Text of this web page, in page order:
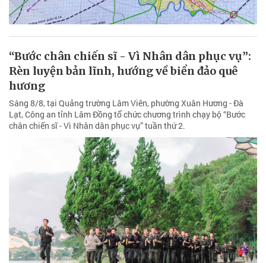
“Bước chân chiến sĩ - Vì Nhân dân phục vụ”:
Rèn luyện bản lĩnh, hướng về biển đảo quê
hương
Sáng 8/8, tại Quảng trường Lâm Viên, phường Xuân Hương - Đà
Lạt, Công an tỉnh Lâm Đồng tổ chức chương trình chạy bộ “Bước
chân chiến sĩ - Vì Nhân dân phục vụ” tuần thứ 2.